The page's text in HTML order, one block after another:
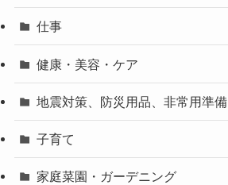
仕事
健康・美容・ケア
地震対策、防災用品、非常用準備
子育て
家庭菜園・ガーデニング